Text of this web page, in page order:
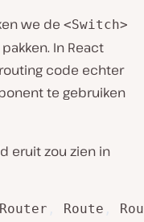
we de <Switch>
In React
code echter
te gebruiken
eruit zou zien in
Route